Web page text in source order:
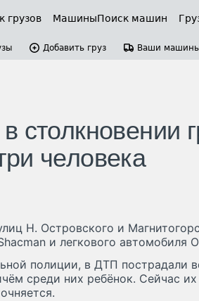
грузов МашиныПоиск машин
Добавить груз Ваши
столкновении
человека
Н. Островского и
и легкового автомобиля
полиции, в ДТП пострадали
среди них ребёнок. Сейчас